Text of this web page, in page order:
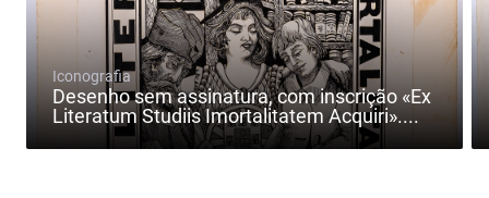
Iconografia
Desenho sem assinatura, com inscrição «Ex
Literatum Studiis Imortalitatem Acquiri»....